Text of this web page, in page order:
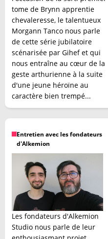
tome de Brynn apprentie
chevaleresse, le talentueux
Morgann Tanco nous parle
de cette série jubilatoire
scénarisée par Gihef et qui
nous entraîne au cœur de la
geste arthurienne à la suite
d'une jeune héroïne au
caractère bien trempé...
Entretien avec les fondateurs
d'Alkemion
Les fondateurs d'Alkemion
Studio nous parle de leur